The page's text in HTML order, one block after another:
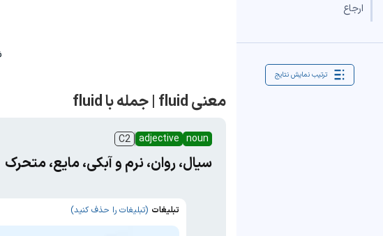
ارجاع
ترتیب نمایش نتایج
معنی fluid | جمله با fluid
noun
adjective
C2
سیال، روان، نرم و آبکی، مایع، متحرک
تبلیغات (تبلیغات را حذف کنید)